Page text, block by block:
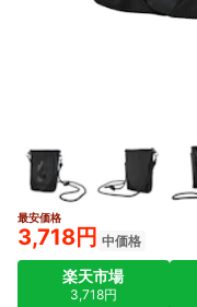
最安価格
3,718円 中価格
楽天市場
3,718円